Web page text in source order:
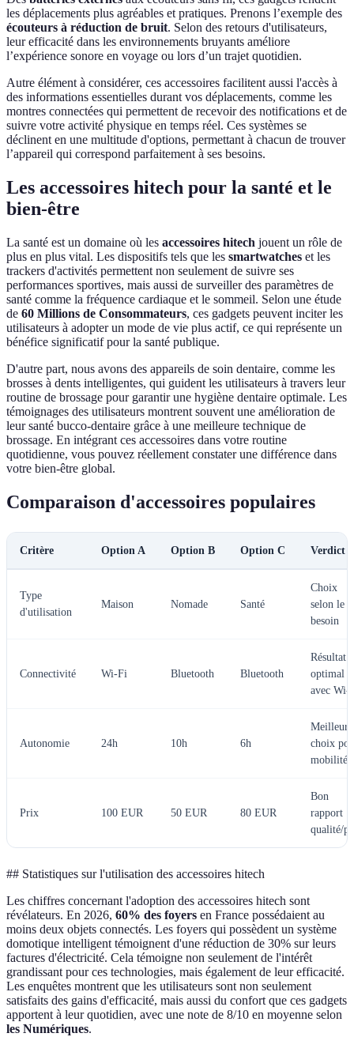
les déplacements plus agréables et pratiques. Prenons l’exemple des
écouteurs à réduction de bruit. Selon des retours d'utilisateurs,
leur efficacité dans les environnements bruyants améliore
l’expérience sonore en voyage ou lors d’un trajet quotidien.
Autre élément à considérer, ces accessoires facilitent aussi l'accès à
des informations essentielles durant vos déplacements, comme les
montres connectées qui permettent de recevoir des notifications et de
suivre votre activité physique en temps réel. Ces systèmes se
déclinent en une multitude d'options, permettant à chacun de trouver
l’appareil qui correspond parfaitement à ses besoins.
Les accessoires hitech pour la santé et le
bien-être
La santé est un domaine où les accessoires hitech jouent un rôle de
plus en plus vital. Les dispositifs tels que les smartwatches et les
trackers d'activités permettent non seulement de suivre ses
performances sportives, mais aussi de surveiller des paramètres de
santé comme la fréquence cardiaque et le sommeil. Selon une étude
de 60 Millions de Consommateurs, ces gadgets peuvent inciter les
utilisateurs à adopter un mode de vie plus actif, ce qui représente un
bénéfice significatif pour la santé publique.
D'autre part, nous avons des appareils de soin dentaire, comme les
brosses à dents intelligentes, qui guident les utilisateurs à travers leur
routine de brossage pour garantir une hygiène dentaire optimale. Les
témoignages des utilisateurs montrent souvent une amélioration de
leur santé bucco-dentaire grâce à une meilleure technique de
brossage. En intégrant ces accessoires dans votre routine
quotidienne, vous pouvez réellement constater une différence dans
votre bien-être global.
Comparaison d'accessoires populaires
Critère Option A Option B Option C Verdict
Type
d'utilisation
Maison Nomade Santé
Choix
selon le
besoin
Connectivité Wi-Fi Bluetooth Bluetooth
Résultat
optimal
avec Wi-
Autonomie 24h 10h 6h
Meilleur
choix
mobilité
Prix 100 EUR 50 EUR 80 EUR
Bon
rapport
qualité/
## Statistiques sur l'utilisation des accessoires hitech
Les chiffres concernant l'adoption des accessoires hitech sont
révélateurs. En 2026, 60% des foyers en France possédaient au
moins deux objets connectés. Les foyers qui possèdent un système
domotique intelligent témoignent d'une réduction de 30% sur leurs
factures d'électricité. Cela témoigne non seulement de l'intérêt
grandissant pour ces technologies, mais également de leur efficacité.
Les enquêtes montrent que les utilisateurs sont non seulement
satisfaits des gains d'efficacité, mais aussi du confort que ces gadgets
apportent à leur quotidien, avec une note de 8/10 en moyenne selon
les Numériques.